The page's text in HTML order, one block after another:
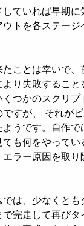
ていれば早期に
トを各ステージ
ことは幸いで
り失敗すること
つかのスクリ
すが、 それが
うです。自作
も何をやって
ラー原因を取り
は、少なくと
で完走して再び